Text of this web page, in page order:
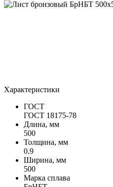
Характеристики
ГОСТ
ГОСТ 18175-78
Длина, мм
500
Толщина, мм
0.9
Ширина, мм
500
Марка сплава